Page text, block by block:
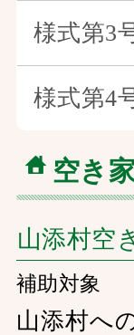
様式第3
様式第4
空き
山添村空
補助対象
山添村へ